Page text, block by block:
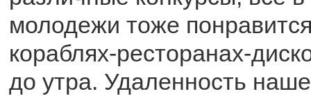
молодежи тоже
кораблях-ресторанах-
до утра. Удаленность